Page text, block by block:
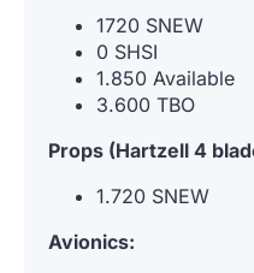
1720 SNEW
0 SHSI
1.850 Available
3.600 TBO
Props (Hartzell 4
1.720 SNEW
Avionics: